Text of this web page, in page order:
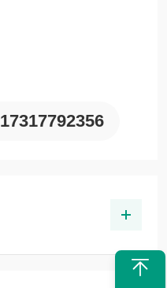
17317792356